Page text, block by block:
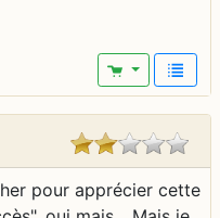
pour apprécier cette